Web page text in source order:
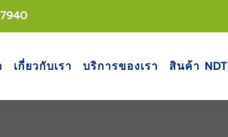
เกี่ยวกับเรา บริการของเรา สินค้า NDT